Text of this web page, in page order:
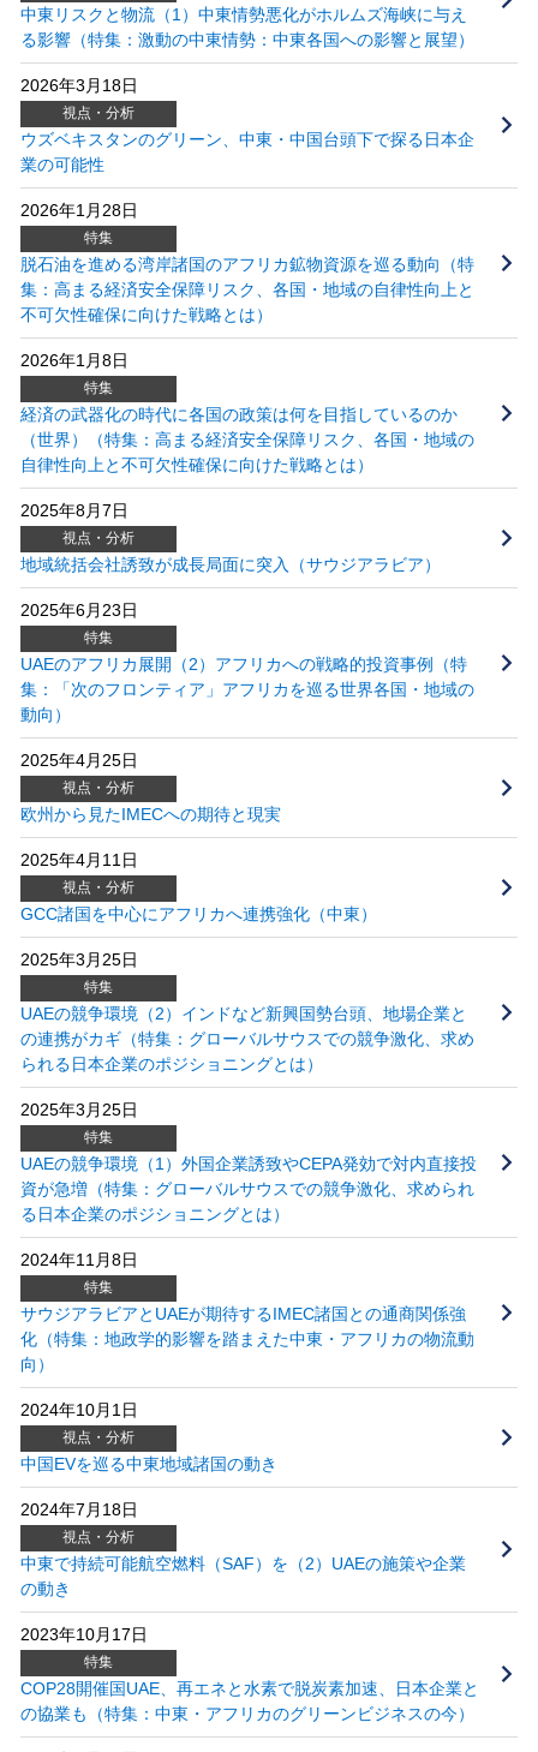
中東リスクと物流（1）中東情勢悪化がホルムズ海峡に与え
る影響（特集：激動の中東情勢：中東各国への影響と展望）
2026年3月18日
視点・分析
ウズベキスタンのグリーン、中東・中国台頭下で探る日本企
業の可能性
2026年1月28日
特集
脱石油を進める湾岸諸国のアフリカ鉱物資源を巡る動向（特
集：高まる経済安全保障リスク、各国・地域の自律性向上と
不可欠性確保に向けた戦略とは）
2026年1月8日
特集
経済の武器化の時代に各国の政策は何を目指しているのか
（世界）（特集：高まる経済安全保障リスク、各国・地域の
自律性向上と不可欠性確保に向けた戦略とは）
2025年8月7日
視点・分析
地域統括会社誘致が成長局面に突入（サウジアラビア）
2025年6月23日
特集
UAEのアフリカ展開（2）アフリカへの戦略的投資事例（特
集：「次のフロンティア」アフリカを巡る世界各国・地域の
動向）
2025年4月25日
視点・分析
欧州から見たIMECへの期待と現実
2025年4月11日
視点・分析
GCC諸国を中心にアフリカへ連携強化（中東）
2025年3月25日
特集
UAEの競争環境（2）インドなど新興国勢台頭、地場企業と
の連携がカギ（特集：グローバルサウスでの競争激化、求め
られる日本企業のポジショニングとは）
2025年3月25日
特集
UAEの競争環境（1）外国企業誘致やCEPA発効で対内直接投
資が急増（特集：グローバルサウスでの競争激化、求められ
る日本企業のポジショニングとは）
2024年11月8日
特集
サウジアラビアとUAEが期待するIMEC諸国との通商関係強
化（特集：地政学的影響を踏まえた中東・アフリカの物流動
向）
2024年10月1日
視点・分析
中国EVを巡る中東地域諸国の動き
2024年7月18日
視点・分析
中東で持続可能航空燃料（SAF）を（2）UAEの施策や企業
の動き
2023年10月17日
特集
COP28開催国UAE、再エネと水素で脱炭素加速、日本企業と
の協業も（特集：中東・アフリカのグリーンビジネスの今）